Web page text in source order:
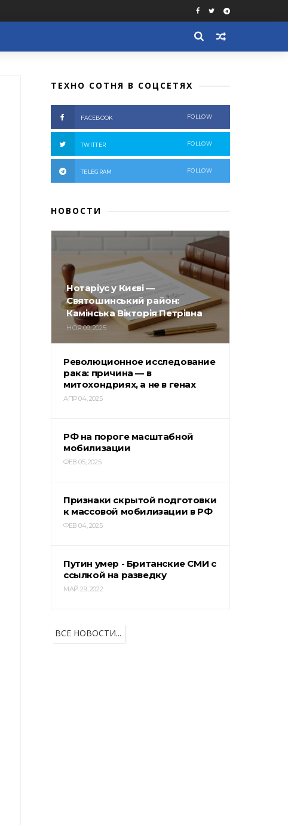
ТЕХНО СОТНЯ В СОЦСЕТЯХ
FACEBOOK FOLLOW
TWITTER FOLLOW
TELEGRAM FOLLOW
НОВОСТИ
Нотаріус у Києві —
Святошинський район:
Камінська Вікторія Петрівна
НОЯ 09, 2025
Революционное исследование
рака: причина — в
митохондриях, а не в генах
АПР 04, 2025
РФ на пороге масштабной
мобилизации
ФЕВ 05, 2025
Признаки скрытой подготовки
к массовой мобилизации в РФ
ФЕВ 04, 2025
Путин умер - Британские СМИ с
ссылкой на разведку
МАЙ 29, 2022
ВСЕ НОВОСТИ...